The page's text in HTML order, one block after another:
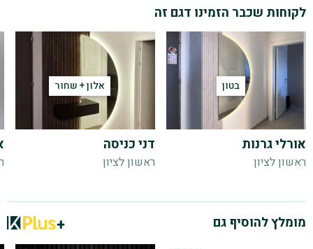
לקוחות שכבר הזמינו דגם זה
בטון
אורלי גרנות
ראשון לציון
אלון + שחור
דני כניסה
ראשון לציון
מומלץ להוסיף גם